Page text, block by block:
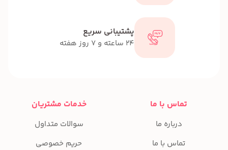
پشتیبانی سریع
24 ساعته و 7 روز هفته
تماس با ما
درباره ما
تماس با ما
خدمات مشتریان
سوالات متداول
حریم خصوصی